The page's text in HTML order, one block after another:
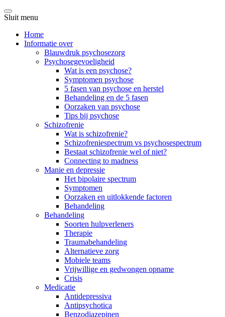
Sluit menu
Home
Informatie over
Blauwdruk psychosezorg
Psychosegevoeligheid
Wat is een psychose?
Symptomen psychose
5 fasen van psychose en herstel
Behandeling en de 5 fasen
Oorzaken van psychose
Tips bij psychose
Schizofrenie
Wat is schizofrenie?
Schizofreniespectrum vs psychosespectrum
Bestaat schizofrenie wel of niet?
Connecting to madness
Manie en depressie
Het bipolaire spectrum
Symptomen
Oorzaken en uitlokkende factoren
Behandeling
Behandeling
Soorten hulpverleners
Therapie
Traumabehandeling
Alternatieve zorg
Mobiele teams
Vrijwillige en gedwongen opname
Crisis
Medicatie
Antidepressiva
Antipsychotica
Benzodiazepinen